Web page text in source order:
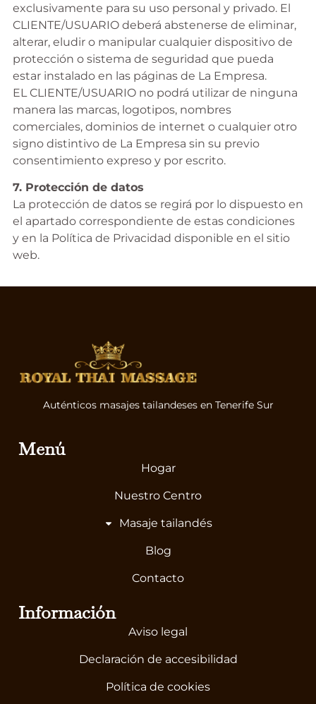
exclusivamente para su uso personal y privado. El
CLIENTE/USUARIO deberá abstenerse de eliminar,
alterar, eludir o manipular cualquier dispositivo de
protección o sistema de seguridad que pueda
estar instalado en las páginas de La Empresa.
EL CLIENTE/USUARIO no podrá utilizar de ninguna
manera las marcas, logotipos, nombres
comerciales, dominios de internet o cualquier otro
signo distintivo de La Empresa sin su previo
consentimiento expreso y por escrito.
7. Protección de datos
La protección de datos se regirá por lo dispuesto en
el apartado correspondiente de estas condiciones
y en la Política de Privacidad disponible en el sitio
web.
Auténticos masajes tailandeses en Tenerife Sur
Menú
Hogar
Nuestro Centro
Masaje tailandés
Blog
Contacto
Información
Aviso legal
Declaración de accesibilidad
Política de cookies